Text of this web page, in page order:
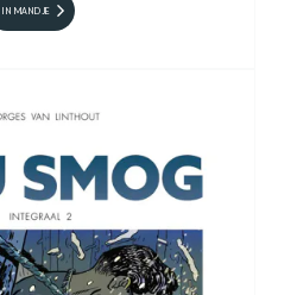
IN MANDJE